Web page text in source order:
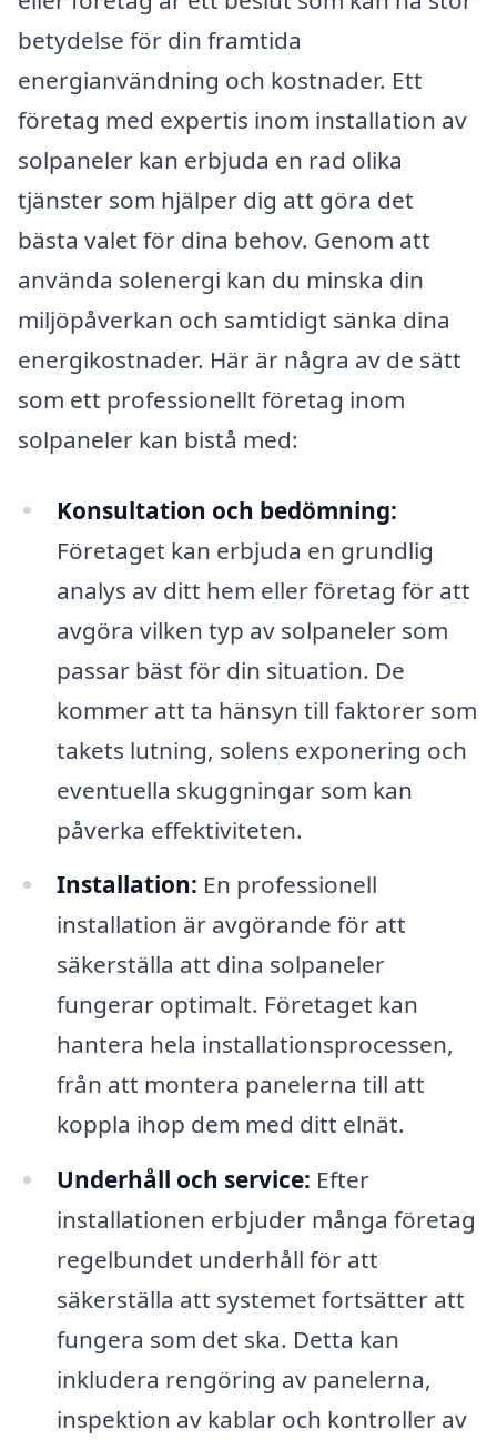
betydelse för din framtida
energianvändning och kostnader. Ett
företag med expertis inom installation av
solpaneler kan erbjuda en rad olika
tjänster som hjälper dig att göra det
bästa valet för dina behov. Genom att
använda solenergi kan du minska din
miljöpåverkan och samtidigt sänka dina
energikostnader. Här är några av de sätt
som ett professionellt företag inom
solpaneler kan bistå med:
Konsultation och bedömning:
Företaget kan erbjuda en grundlig
analys av ditt hem eller företag för att
avgöra vilken typ av solpaneler som
passar bäst för din situation. De
kommer att ta hänsyn till faktorer som
takets lutning, solens exponering och
eventuella skuggningar som kan
påverka effektiviteten.
Installation: En professionell
installation är avgörande för att
säkerställa att dina solpaneler
fungerar optimalt. Företaget kan
hantera hela installationsprocessen,
från att montera panelerna till att
koppla ihop dem med ditt elnät.
Underhåll och service: Efter
installationen erbjuder många företag
regelbundet underhåll för att
säkerställa att systemet fortsätter att
fungera som det ska. Detta kan
inkludera rengöring av panelerna,
inspektion av kablar och kontroller av